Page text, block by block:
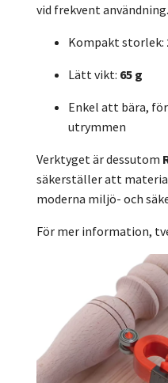
vid frekvent användning.
Kompakt storlek:
Lätt vikt: 65 g
Enkel att bära,
utrymmen
Verktyget är dessutom
säkerställer att
moderna miljö- och
För mer information,